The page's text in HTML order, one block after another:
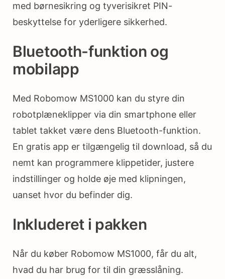
med børnesikring og tyverisikret PIN-
beskyttelse for yderligere sikkerhed.
Bluetooth-funktion og
mobilapp
Med Robomow MS1000 kan du styre din
robotplæneklipper via din smartphone eller
tablet takket være dens Bluetooth-funktion.
En gratis app er tilgængelig til download, så du
nemt kan programmere klippetider, justere
indstillinger og holde øje med klipningen,
uanset hvor du befinder dig.
Inkluderet i pakken
Når du køber Robomow MS1000, får du alt,
hvad du har brug for til din græsslåning.